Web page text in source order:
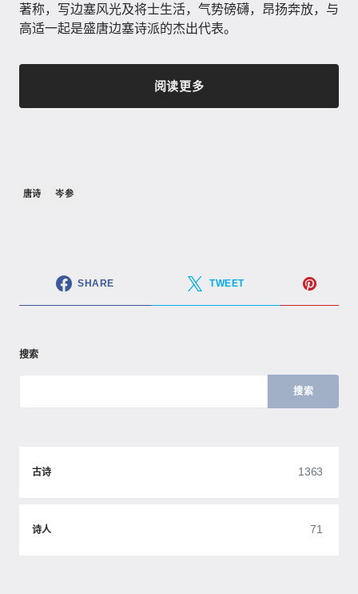
著称，写边塞风光及将士生活，气势磅礴，昂扬奔放，与
高适一起是盛唐边塞诗派的杰出代表。
阅读更多
唐诗 岑参
SHARE TWEET
搜索
搜索
古诗 1363
诗人 71